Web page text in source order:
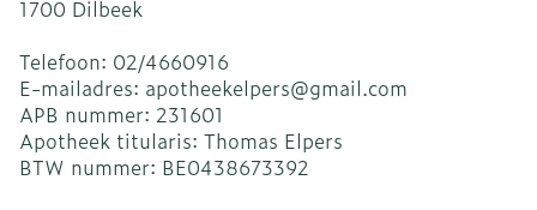
1700 Dilbeek
Telefoon: 02/4660916
E-mailadres: apotheekelpers@gmail.com
APB nummer: 231601
Apotheek titularis: Thomas Elpers
BTW nummer: BE0438673392